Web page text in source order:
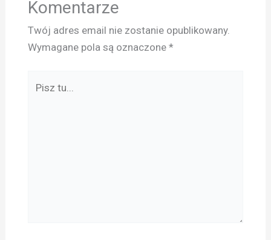
Komentarze
Twój adres email nie zostanie opublikowany.
Wymagane pola są oznaczone *